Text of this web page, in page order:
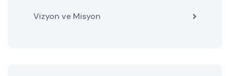
Vizyon ve Misyon